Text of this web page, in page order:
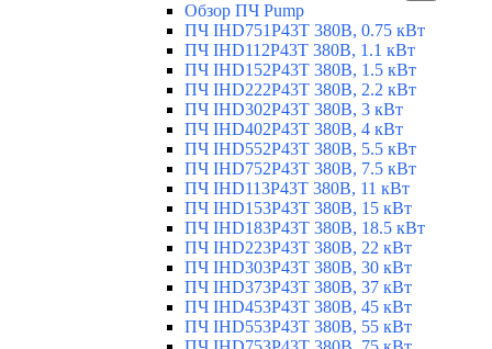
Обзор ПЧ Pump
ПЧ IHD751P43T 380В, 0.75 кВт
ПЧ IHD112P43T 380В, 1.1 кВт
ПЧ IHD152P43T 380В, 1.5 кВт
ПЧ IHD222P43T 380В, 2.2 кВт
ПЧ IHD302P43T 380В, 3 кВт
ПЧ IHD402P43T 380В, 4 кВт
ПЧ IHD552P43T 380В, 5.5 кВт
ПЧ IHD752P43T 380В, 7.5 кВт
ПЧ IHD113P43T 380В, 11 кВт
ПЧ IHD153P43T 380В, 15 кВт
ПЧ IHD183P43T 380В, 18.5 кВт
ПЧ IHD223P43T 380В, 22 кВт
ПЧ IHD303P43T 380В, 30 кВт
ПЧ IHD373P43T 380В, 37 кВт
ПЧ IHD453P43T 380В, 45 кВт
ПЧ IHD553P43T 380В, 55 кВт